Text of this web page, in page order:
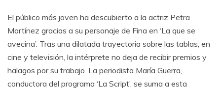
El público más joven ha descubierto a la actriz Petra
Martínez gracias a su personaje de Fina en ‘La que se
avecina’. Tras una dilatada trayectoria sobre las tablas, en
cine y televisión, la intérprete no deja de recibir premios y
halagos por su trabajo. La periodista María Guerra,
conductora del programa ‘La Script’, se suma a esta